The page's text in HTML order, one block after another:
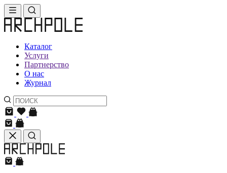
Каталог
Услуги
Партнерство
О нас
Журнал